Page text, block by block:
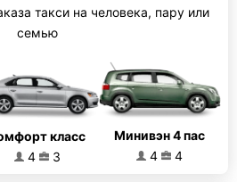
такси на человека, пару или
семью
класс
4
3
Минивэн 4 пас
4
4